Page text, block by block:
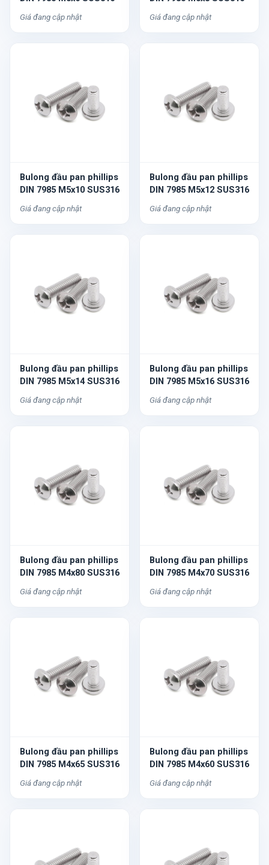
Giá đang cập nhật Giá đang cập nhật
Bulong đầu pan phillips
DIN 7985 M5x10 SUS316
Giá đang cập nhật
Bulong đầu pan phillips
DIN 7985 M5x12 SUS316
Giá đang cập nhật
Bulong đầu pan phillips
DIN 7985 M5x14 SUS316
Giá đang cập nhật
Bulong đầu pan phillips
DIN 7985 M5x16 SUS316
Giá đang cập nhật
Bulong đầu pan phillips
DIN 7985 M4x80 SUS316
Giá đang cập nhật
Bulong đầu pan phillips
DIN 7985 M4x70 SUS316
Giá đang cập nhật
Bulong đầu pan phillips
DIN 7985 M4x65 SUS316
Giá đang cập nhật
Bulong đầu pan phillips
DIN 7985 M4x60 SUS316
Giá đang cập nhật